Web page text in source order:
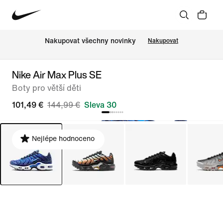
Nakupovat všechny novinky Nakupovat
Nike Air Max Plus SE
Boty pro větší děti
101,49 € 144,99 € Sleva 30
Nejlépe hodnoceno